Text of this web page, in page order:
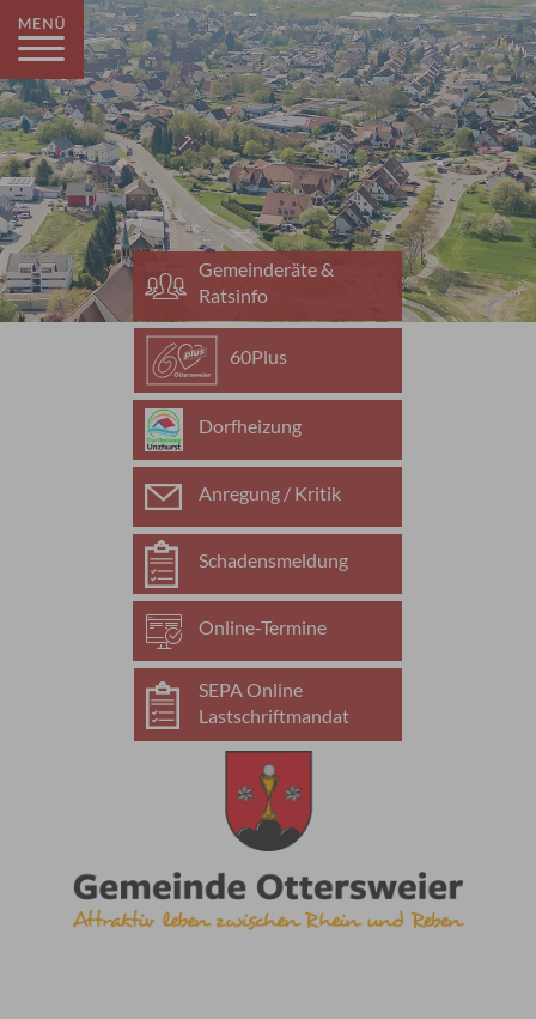
Gemeinderäte &
Ratsinfo
60Plus
Dorfheizung
Anregung / Kritik
Schadensmeldung
Online-Termine
SEPA Online
Lastschriftmandat